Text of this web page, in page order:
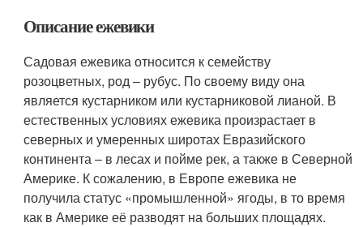
Описание ежевики
Садовая ежевика относится к семейству
розоцветных, род – рубус. По своему виду она
является кустарником или кустарниковой лианой. В
естественных условиях ежевика произрастает в
северных и умеренных широтах Евразийского
континента – в лесах и пойме рек, а также в Северной
Америке. К сожалению, в Европе ежевика не
получила статус «промышленной» ягоды, в то время
как в Америке её разводят на больших площадях.